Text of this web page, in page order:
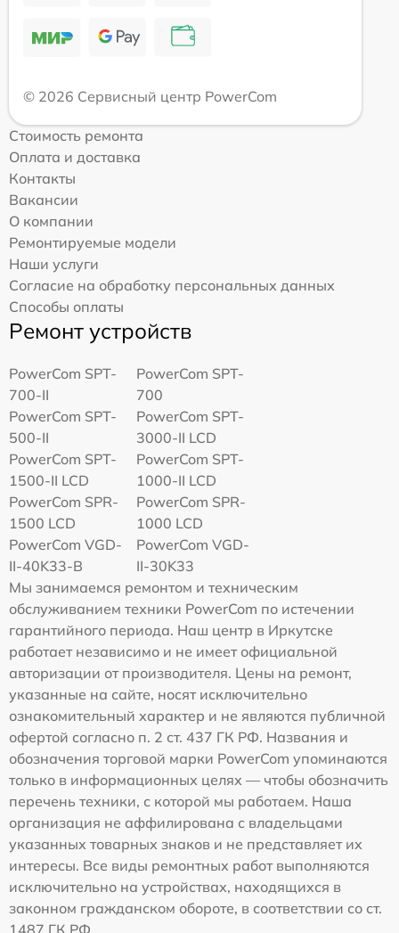
© 2026 Сервисный центр PowerCom
Стоимость ремонта
Оплата и доставка
Контакты
Вакансии
О компании
Ремонтируемые модели
Наши услуги
Согласие на обработку персональных данных
Способы оплаты
Ремонт устройств
PowerCom SPT-
700-II
PowerCom SPT-
700
PowerCom SPT-
500-II
PowerCom SPT-
3000-II LCD
PowerCom SPT-
1500-II LCD
PowerCom SPT-
1000-II LCD
PowerCom SPR-
1500 LCD
PowerCom SPR-
1000 LCD
PowerCom VGD-
II-40K33-B
PowerCom VGD-
II-30K33
Мы занимаемся ремонтом и техническим
обслуживанием техники PowerCom по истечении
гарантийного периода. Наш центр в Иркутске
работает независимо и не имеет официальной
авторизации от производителя. Цены на ремонт,
указанные на сайте, носят исключительно
ознакомительный характер и не являются публичной
офертой согласно п. 2 ст. 437 ГК РФ. Названия и
обозначения торговой марки PowerCom упоминаются
только в информационных целях — чтобы обозначить
перечень техники, с которой мы работаем. Наша
организация не аффилирована с владельцами
указанных товарных знаков и не представляет их
интересы. Все виды ремонтных работ выполняются
исключительно на устройствах, находящихся в
законном гражданском обороте, в соответствии со ст.
1487 ГК РФ.